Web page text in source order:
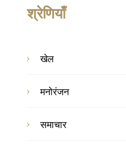
श्रेणियाँ
खेल
मनोरंजन
समाचार